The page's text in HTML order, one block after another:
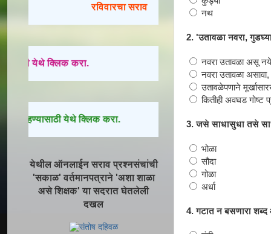
नथ
2. 'उतावळा नवरा,
नवरा उतावळा असू
नवरा उतावळा
उतावळेपणाने
कितीही अवघड गोष्ट
3. जसे साधासुधा तसे
भोळा
सौदा
गोळा
अर्धा
4. गटात न बसणारा
रविवारचा सराव
येथे क्लिक करा.
पाहण्यासाठी येथे क्लिक करा.
येथील ऑनलाईन सराव प्रश्नसंचांची
'सकाळ' वर्तमानपत्राने 'अशा शाळा
असे शिक्षक' या सदरात घेतलेली
दखल